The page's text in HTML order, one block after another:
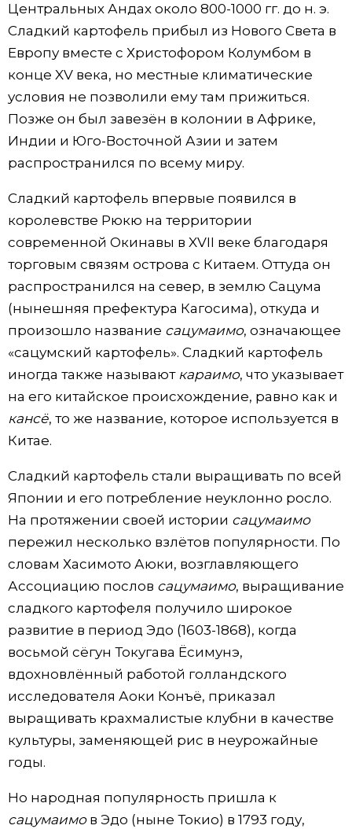
Центральных Андах около 800-1000 гг. до н. э.
Сладкий картофель прибыл из Нового Света в
Европу вместе с Христофором Колумбом в
конце XV века, но местные климатические
условия не позволили ему там прижиться.
Позже он был завезён в колонии в Африке,
Индии и Юго-Восточной Азии и затем
распространился по всему миру.
Сладкий картофель впервые появился в
королевстве Рюкю на территории
современной Окинавы в XVII веке благодаря
торговым связям острова с Китаем. Оттуда он
распространился на север, в землю Сацума
(нынешняя префектура Кагосима), откуда и
произошло название сацумаимо, означающее
«сацумский картофель». Сладкий картофель
иногда также называют караимо, что указывает
на его китайское происхождение, равно как и
кансё, то же название, которое используется в
Китае.
Сладкий картофель стали выращивать по всей
Японии и его потребление неуклонно росло.
На протяжении своей истории сацумаимо
пережил несколько взлётов популярности. По
словам Хасимото Аюки, возглавляющего
Ассоциацию послов сацумаимо, выращивание
сладкого картофеля получило широкое
развитие в период Эдо (1603-1868), когда
восьмой сёгун Токугава Ёсимунэ,
вдохновлённый работой голландского
исследователя Аоки Конъё, приказал
выращивать крахмалистые клубни в качестве
культуры, заменяющей рис в неурожайные
годы.
Но народная популярность пришла к
сацумаимов Эдо (ныне Токио) в 1793 году,